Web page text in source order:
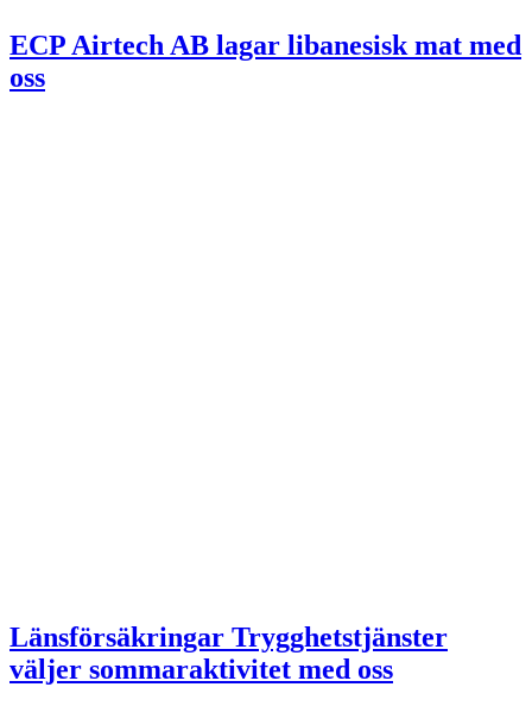
ECP Airtech AB lagar libanesisk mat med
oss
Länsförsäkringar Trygghetstjänster
väljer sommaraktivitet med oss